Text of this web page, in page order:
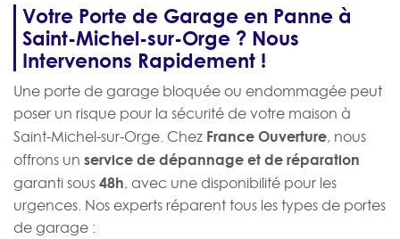
Votre Porte de Garage en Panne à
Saint-Michel-sur-Orge ? Nous
Intervenons Rapidement !
Une porte de garage bloquée ou endommagée peut
poser un risque pour la sécurité de votre maison à
Saint-Michel-sur-Orge. Chez France Ouverture, nous
offrons un service de dépannage et de réparation
garanti sous48h, avec une disponibilité pour les
urgences. Nos experts réparent tous les types de portes
de garage :